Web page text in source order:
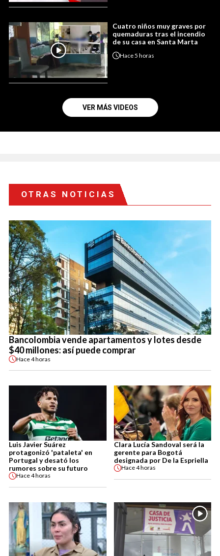
Cuatro niños muy graves por
quemaduras tras el incendio
de su casa en Santa Marta
Hace5 horas
VER MÁS VIDEOS
OTRAS NOTICIAS
Bancolombia vende apartamentos y lotes desde
$40 millones: así puede comprar
Hace4 horas
Luis Javier Suárez
protagonizó 'pataleta' en
Portugal y desató los
rumores sobre su futuro
Hace4 horas
Clara Lucía Sandoval será la
gerente para Bogotá
designada por De la Espriella
Hace4 horas